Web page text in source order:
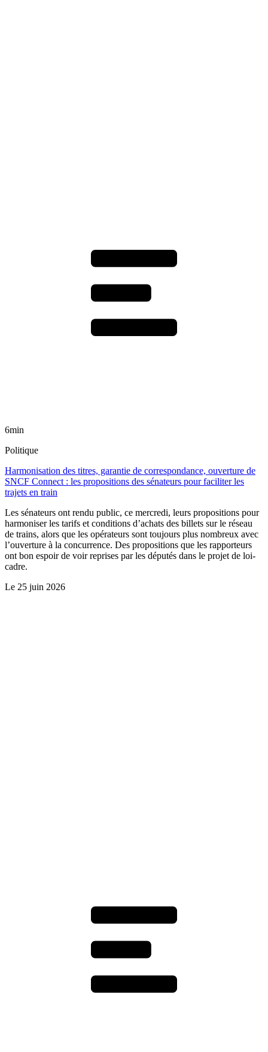
6min
Politique
Harmonisation des titres, garantie de correspondance, ouverture de
SNCF Connect : les propositions des sénateurs pour faciliter les
trajets en train
Les sénateurs ont rendu public, ce mercredi, leurs propositions pour
harmoniser les tarifs et conditions d’achats des billets sur le réseau
de trains, alors que les opérateurs sont toujours plus nombreux avec
l’ouverture à la concurrence. Des propositions que les rapporteurs
ont bon espoir de voir reprises par les députés dans le projet de loi-
cadre.
Le 25 juin 2026